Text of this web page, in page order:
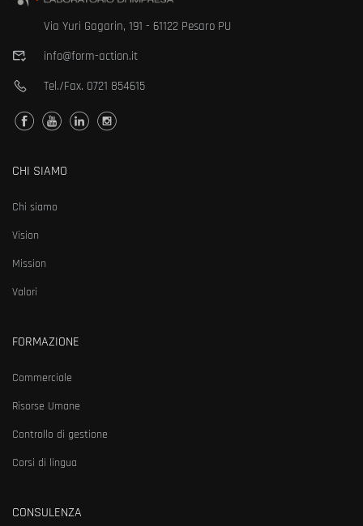
Via Yuri Gagarin, 191 - 61122 Pesaro PU
info@form-action.it
Tel./Fax. 0721 854615
CHI SIAMO
Chi siamo
Vision
Mission
Valori
FORMAZIONE
Commerciale
Risorse Umane
Controllo di gestione
Corsi di lingua
CONSULENZA